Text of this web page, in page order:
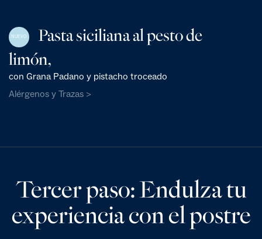
NUEVO
Pasta siciliana al pesto de
limón,
con Grana Padano y pistacho troceado
Alérgenos y Trazas >
Tercer paso: Endulza tu
experiencia con el postre